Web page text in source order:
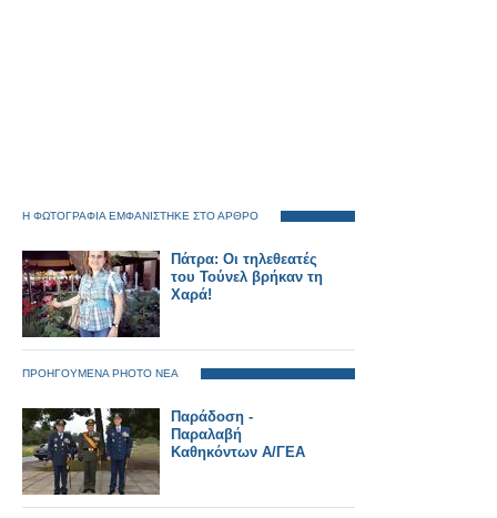
Η ΦΩΤΟΓΡΑΦΙΑ ΕΜΦΑΝΙΣΤΗΚΕ ΣΤΟ ΑΡΘΡΟ
Πάτρα: Oι τηλεθεατές
του Τούνελ βρήκαν τη
Χαρά!
ΠΡΟΗΓΟΥΜΕΝΑ PHOTO ΝΕΑ
Παράδοση -
Παραλαβή
Καθηκόντων A/ΓΕΑ